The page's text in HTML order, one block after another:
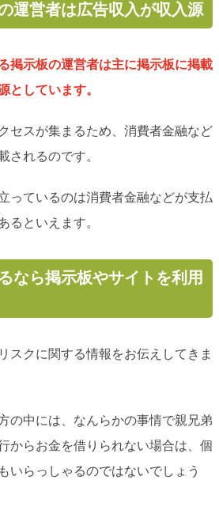
運営者は広告収入が収入源
掲示板の運営者は主に掲示板に掲載
としています。
セスが集まるため、消費者金融など
されるのです。
っているのは消費者金融などが支払
るといえます。
なら掲示板やサイトを利用
スクに関する情報をお伝えしてきま
の中には、なんらかの事情で親兄弟
からお金を借りられない場合は、個
いらっしゃるのではないでしょう